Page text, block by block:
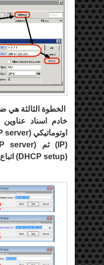
الخطوة الثالثة هي
خادم اسناد
اوتوماتيكي (server
(
IP ) ثم (server
(
DHCP setup
)